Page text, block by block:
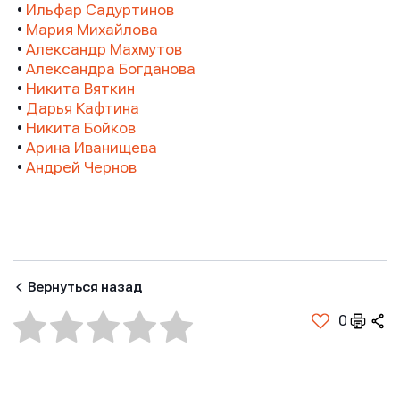
• Ильфар Садуртинов
•​​​​​​​ Мария Михайлова
•​​​​​​​ Александр Махмутов
•​​​​​​​ Александра Богданова
•​​​​​​​ Никита Вяткин
•​​​​​​​ Дарья Кафтина
•​​​​​​​ Никита Бойков
•​​​​​​​ Арина Иванищева
•​​​​​​​ Андрей Чернов
Вернуться назад
0